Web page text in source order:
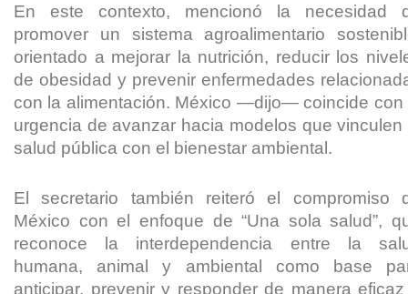
En este contexto, mencionó la necesidad
promover un sistema agroalimentario
orientado a mejorar la nutrición, reducir los
de obesidad y prevenir enfermedades
con la alimentación. México —dijo— coincide con
urgencia de avanzar hacia modelos que vinculen
salud pública con el bienestar ambiental.
El secretario también reiteró el compromiso
México con el enfoque de “Una sola salud”,
reconoce la interdependencia entre la
humana, animal y ambiental como base
anticipar, prevenir y responder de manera